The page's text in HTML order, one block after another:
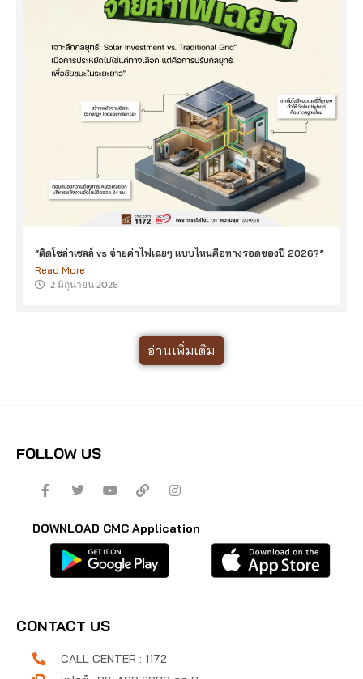
“ติดโซล่าเซลล์ vs จ่ายค่าไฟเฉยๆ แบบไหนคือทางรอดของปี 2026?”
Read More
2 มิถุนายน 2026
อ่านเพิ่มเติม
CONTACT US
CALL CENTER : 1172
FOLLOW US
DOWNLOAD CMC Application